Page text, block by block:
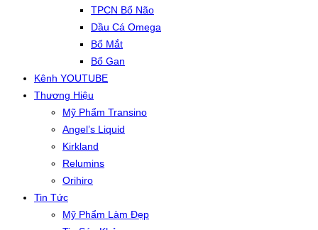
TPCN Bổ Não
Dầu Cá Omega
Bổ Mắt
Bổ Gan
Kênh YOUTUBE
Thương Hiệu
Mỹ Phẩm Transino
Angel’s Liquid
Kirkland
Relumins
Orihiro
Tin Tức
Mỹ Phẩm Làm Đẹp